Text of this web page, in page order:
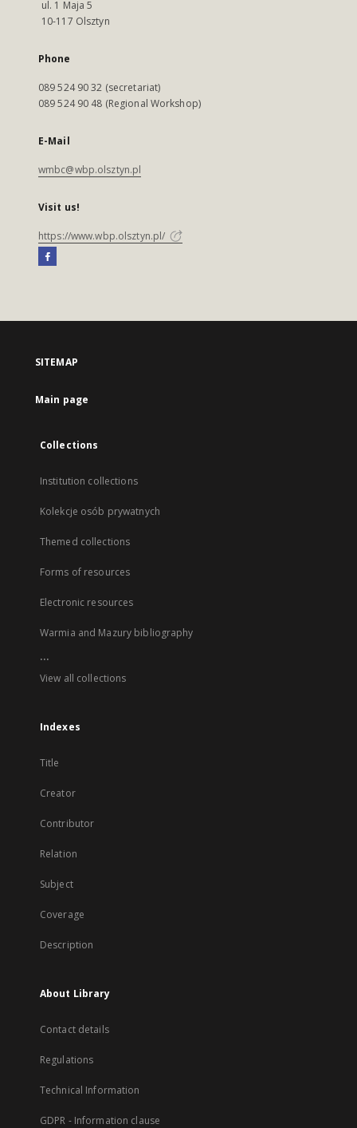
ul. 1 Maja 5
10-117 Olsztyn
Phone
089 524 90 32 (secretariat)
089 524 90 48 (Regional Workshop)
E-Mail
wmbc@wbp.olsztyn.pl
Visit us!
https://www.wbp.olsztyn.pl/
SITEMAP
Main page
Collections
Institution collections
Kolekcje osób prywatnych
Themed collections
Forms of resources
Electronic resources
Warmia and Mazury bibliography
...
View all collections
Indexes
Title
Creator
Contributor
Relation
Subject
Coverage
Description
About Library
Contact details
Regulations
Technical Information
GDPR - Information clause